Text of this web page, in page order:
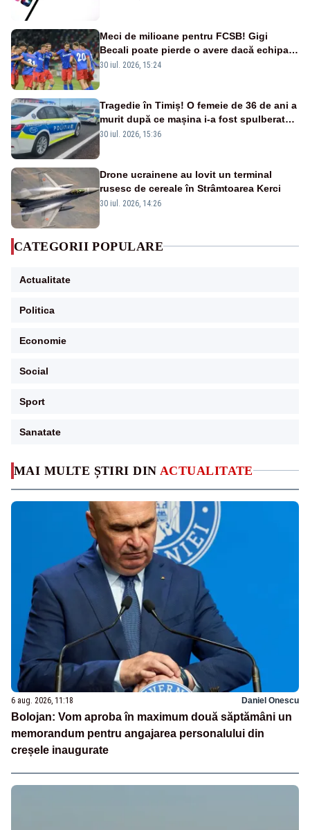
MAI MULTE ȘTIRI DIN ACTUALITATE
6 aug. 2026, 11:18 Daniel Onescu
Bolojan: Vom aproba în maximum două săptămâni un
memorandum pentru angajarea personalului din
creșele inaugurate
Meci de milioane pentru FCSB! Gigi
Becali poate pierde o avere dacă echipa
este eliminată de FK Auda
30 iul. 2026, 15:24
Tragedie în Timiș! O femeie de 36 de ani a
murit după ce mașina i-a fost spulberată
de tren
30 iul. 2026, 15:36
Drone ucrainene au lovit un terminal
rusesc de cereale în Strâmtoarea Kerci
30 iul. 2026, 14:26
CATEGORII POPULARE
Actualitate
Politica
Economie
Social
Sport
Sanatate